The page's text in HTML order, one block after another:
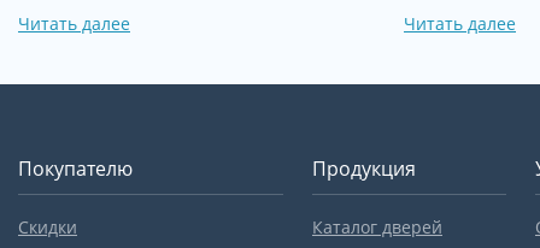
Читать далее
Читать далее
Покупателю
Скидки
Продукция
Каталог дверей